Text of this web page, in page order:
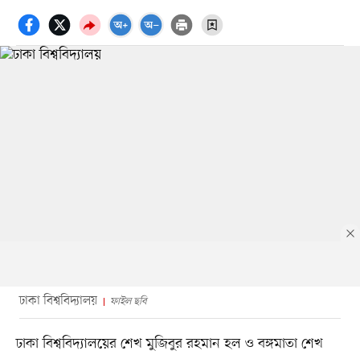
ঢাকা বিশ্ববিদ্যালয় ফাইল ছবি
ঢাকা বিশ্ববিদ্যালয়ের শেখ মুজিবুর রহমান হল ও বঙ্গমাতা শেখ